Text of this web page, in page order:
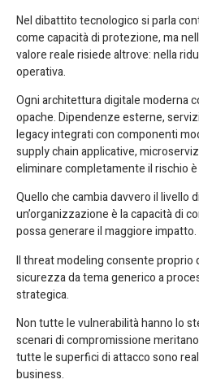
Nel dibattito tecnologico si parla
come capacità di protezione, ma
valore reale risiede altrove: nella
operativa.
Ogni architettura digitale moderna
opache. Dipendenze esterne,
legacy integrati con componenti
supply chain applicative,
eliminare completamente il rischio
Quello che cambia davvero il livello
un’organizzazione è la capacità di
possa generare il maggiore impatto.
Il threat modeling consente proprio
sicurezza da tema generico a
strategica.
Non tutte le vulnerabilità hanno lo
scenari di compromissione
tutte le superfici di attacco sono
business.